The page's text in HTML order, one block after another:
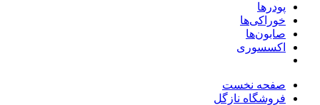
پودرها
خوراکی‌ها
صابون‌ها
اکسسوری
صفحه نخست
فروشگاه نازگل